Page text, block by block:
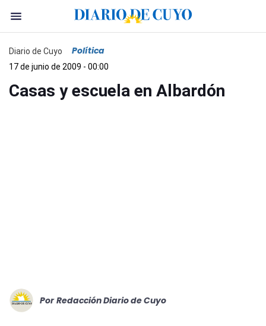
Diario de Cuyo Política
17 de junio de 2009 - 00:00
Casas y escuela en Albardón
Por Redacción Diario de Cuyo